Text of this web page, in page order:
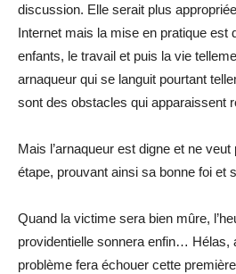
discussion. Elle serait plus
Internet mais la mise en pratique est
enfants, le travail et puis la vie
arnaqueur qui se languit pourtant
sont des obstacles qui apparaissent
Mais l’arnaqueur est digne et ne veut
étape, prouvant ainsi sa bonne foi et
Quand la victime sera bien mûre,
providentielle sonnera enfin… Hélas,
problème fera échouer cette